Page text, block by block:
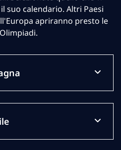
suo calendario. Altri Paesi
apriranno presto le